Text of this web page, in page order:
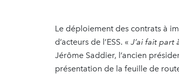
Le déploiement des contrats à
d’acteurs de l’ESS. « J’ai fait part
Jérôme Saddier, l’ancien
présentation de la feuille de